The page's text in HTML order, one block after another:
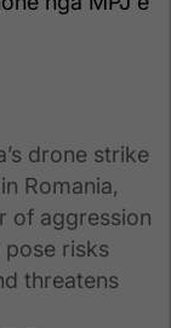
drone strike
Romania,
of aggression
pose risks
threatens